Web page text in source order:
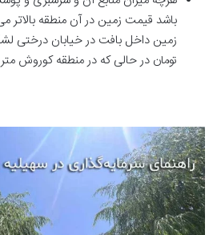
باشد قیمت زمین در آن منطقه بالاتر
تومان در حالی که در منطقه کوروش متری ۴ میلیون تومان